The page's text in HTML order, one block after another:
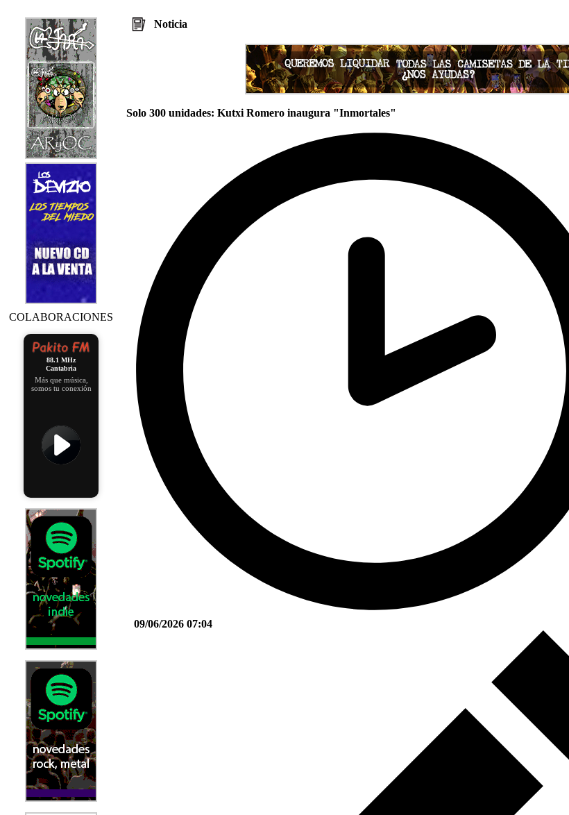
COLABORACIONES
88.1 MHz
Cantabria
Más que música,
somos tu conexión
Noticia
Solo 300 unidades: Kutxi Romero inaugura "Inmortales"
09/06/2026 07:04